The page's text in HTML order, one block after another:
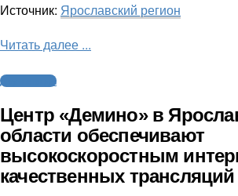
Источник: Ярославский регион
Читать далее ...
Другие виды
Центр «Демино» в
области обеспечивают
высокоскоростным
качественных трансляций